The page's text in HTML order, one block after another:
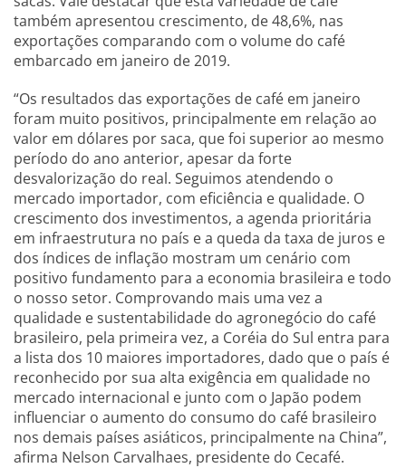
também apresentou crescimento, de 48,6%, nas
exportações comparando com o volume do café
embarcado em janeiro de 2019.
“Os resultados das exportações de café em janeiro
foram muito positivos, principalmente em relação ao
valor em dólares por saca, que foi superior ao mesmo
período do ano anterior, apesar da forte
desvalorização do real. Seguimos atendendo o
mercado importador, com eficiência e qualidade. O
crescimento dos investimentos, a agenda prioritária
em infraestrutura no país e a queda da taxa de juros e
dos índices de inflação mostram um cenário com
positivo fundamento para a economia brasileira e todo
o nosso setor. Comprovando mais uma vez a
qualidade e sustentabilidade do agronegócio do café
brasileiro, pela primeira vez, a Coréia do Sul entra para
a lista dos 10 maiores importadores, dado que o país é
reconhecido por sua alta exigência em qualidade no
mercado internacional e junto com o Japão podem
influenciar o aumento do consumo do café brasileiro
nos demais países asiáticos, principalmente na China”,
afirma Nelson Carvalhaes, presidente do Cecafé.